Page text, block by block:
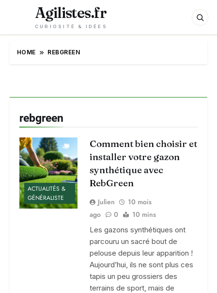
Agilistes.fr
CURIOSITÉ & IDÉES
HOME REBGREEN
rebgreen
ACTUALITÉS &
GÉNÉRALISTE
Comment bien choisir et
installer votre gazon
synthétique avec
RebGreen
Julien
10 mois
ago
0 10 mins
Les gazons synthétiques ont
parcouru un sacré bout de
pelouse depuis leur apparition !
Aujourd’hui, ils ne sont plus ces
tapis un peu grossiers des
terrains de sport, mais de